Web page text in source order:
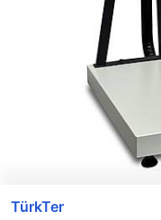
TürkTer